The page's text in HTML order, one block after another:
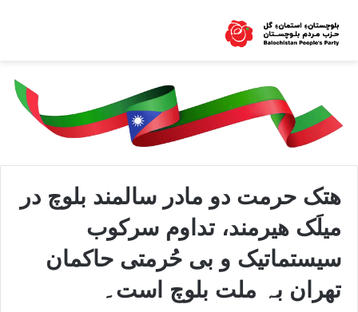
هتک حرمت دو مادر سالمند بلوچ در
میلَک هیرمند، تداوم سرکوب
سیستماتیک و بی حُرمتی حاکمان
تھران بہ ملت بلوچ است۔